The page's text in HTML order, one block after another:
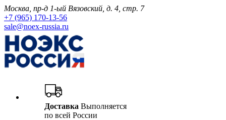
Москва, пр-д 1-ый Вязовский, д. 4, стр. 7
+7 (965) 170-13-56
sale@noex-russia.ru
Доставка Выполняется
по всей России